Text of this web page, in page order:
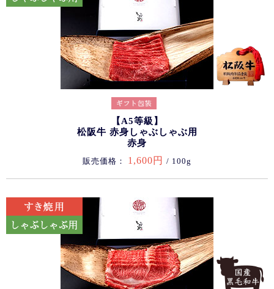
【A5等級】
松阪牛 赤身しゃぶしゃぶ用
赤身
販売価格： 1,600円 / 100g